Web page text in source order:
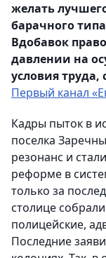
желать
барачного
Вдобавок
давлении на
условия труда,
Первый канал
Кадры пыток в
поселка
резонанс и
реформе в
только за
столице
полицейские,
Последние